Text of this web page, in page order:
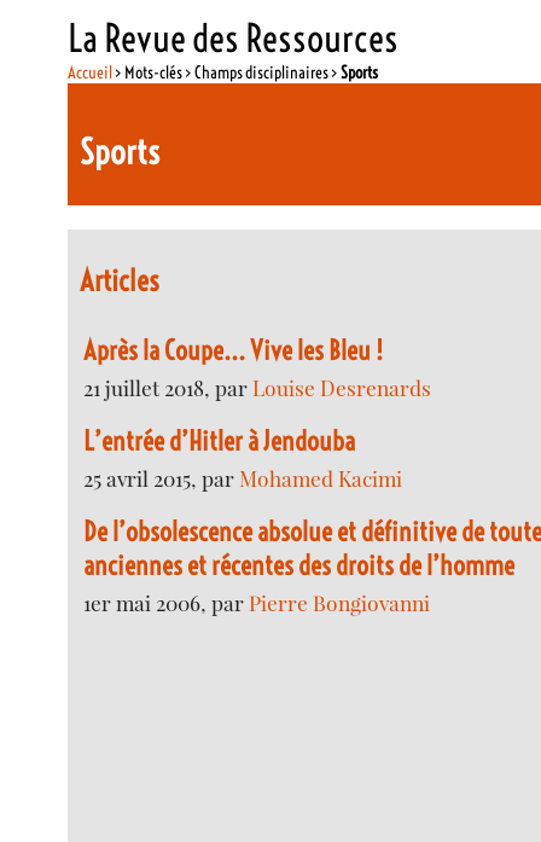
La Revue des Ressources
Accueil> Mots-clés > Champs disciplinaires >Sports
Sports
Articles
Après la Coupe... Vive les Bleu !
21 juillet 2018, parLouise Desrenards
L’entrée d’Hitler à Jendouba
25 avril 2015, parMohamed Kacimi
De l’obsolescence absolue et définitive de
anciennes et récentes des droits de l’homme
1er mai 2006, par Pierre Bongiovanni